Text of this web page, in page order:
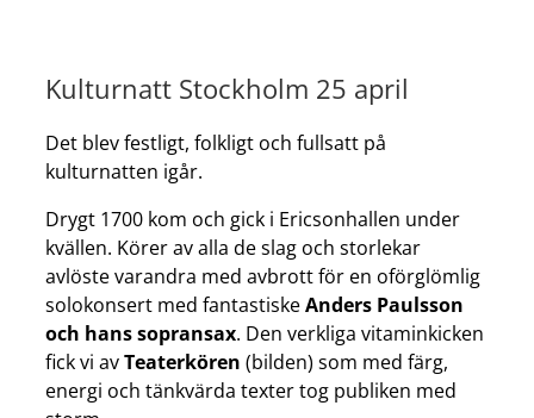
Kulturnatt Stockholm 25 april
Det blev festligt, folkligt och fullsatt på
kulturnatten igår.
Drygt 1700 kom och gick i Ericsonhallen under
kvällen. Körer av alla de slag och storlekar
avlöste varandra med avbrott för en oförglömlig
solokonsert med fantastiskeAnders Paulsson
och hans sopransax. Den verkliga vitaminkicken
fick vi avTeaterkören (bilden) som med färg,
energi och tänkvärda texter tog publiken med